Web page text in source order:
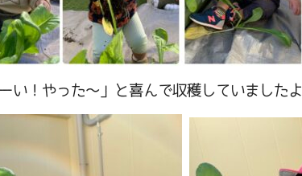
ーい！やった～」と喜んで収穫していましたよ